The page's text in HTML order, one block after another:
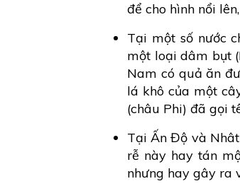
để cho hình nổi
Tại một số nước
một loại dâm bụt
Nam có quả ăn
lá khô của một
(châu Phi) đã gọi
Tại Ấn Độ và
rễ này hay tán
nhưng hay gây ra